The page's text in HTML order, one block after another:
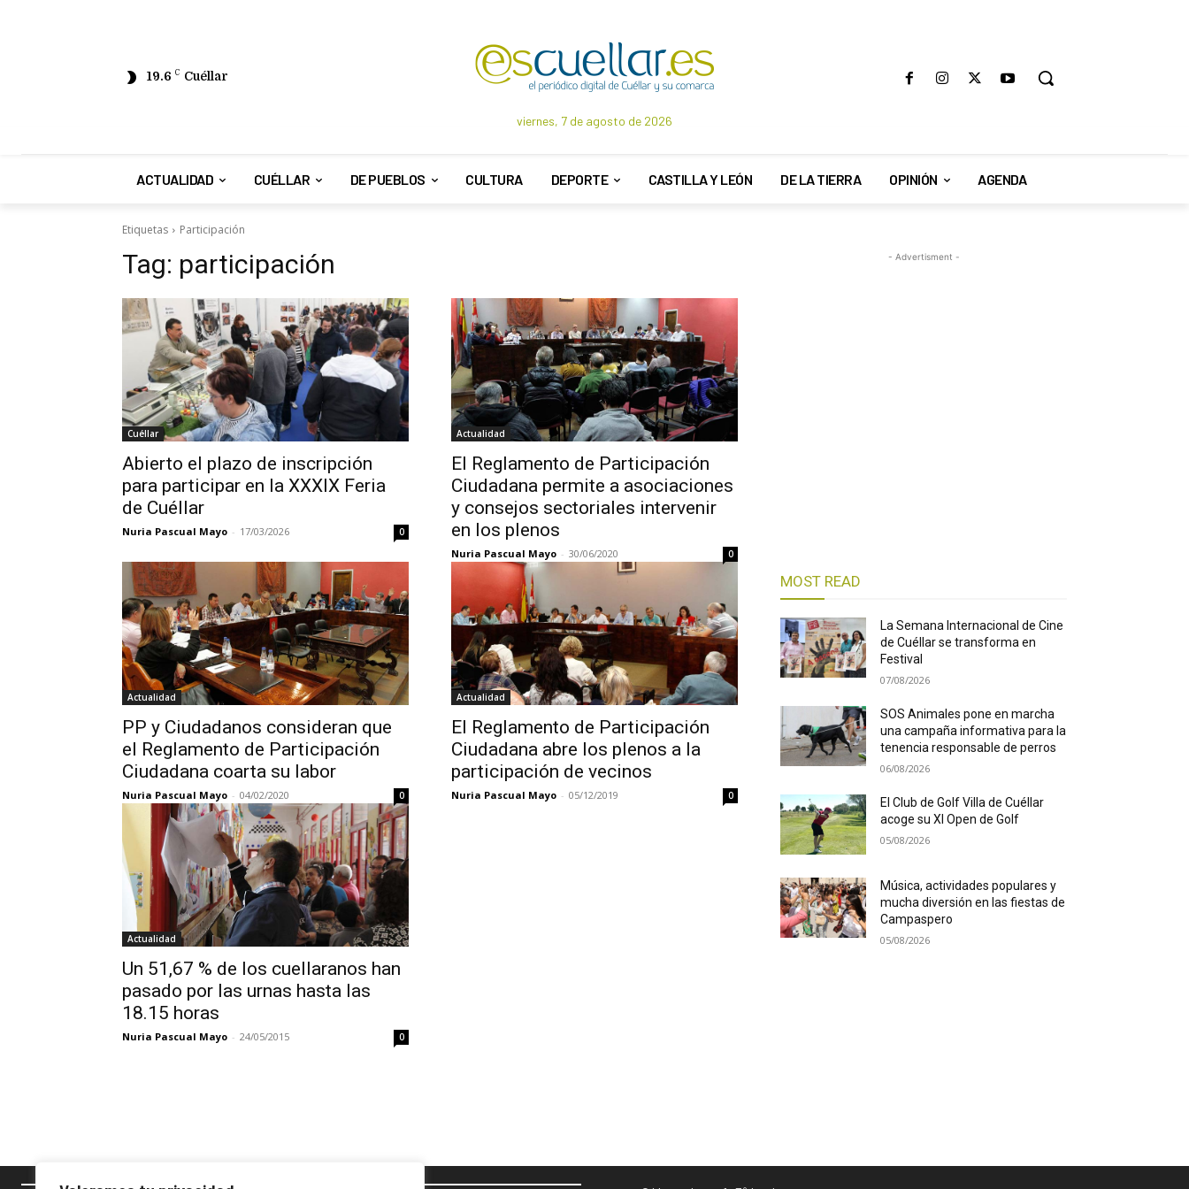
19.6 C Cuéllar
viernes, 7 de agosto de 2026
ACTUALIDAD CUÉLLAR DE PUEBLOS CULTURA DEPORTE CASTILLA Y LEÓN DE LA TIERRA OPINIÓN AGENDA
Etiquetas Participación
Tag: participación
Cuéllar
Abierto el plazo de inscripción
para participar en la XXXIX Feria
de Cuéllar
Nuria Pascual Mayo - 17/03/2026 0
Actualidad
El Reglamento de Participación
Ciudadana permite a asociaciones
y consejos sectoriales intervenir
en los plenos
Nuria Pascual Mayo - 30/06/2020 0
Actualidad
PP y Ciudadanos consideran que
el Reglamento de Participación
Ciudadana coarta su labor
Nuria Pascual Mayo - 04/02/2020 0
Actualidad
El Reglamento de Participación
Ciudadana abre los plenos a la
participación de vecinos
Nuria Pascual Mayo - 05/12/2019 0
Actualidad
Un 51,67 % de los cuellaranos han
pasado por las urnas hasta las
18.15 horas
Nuria Pascual Mayo - 24/05/2015 0
- Advertisment -
MOST READ
La Semana Internacional de Cine
de Cuéllar se transforma en
Festival
07/08/2026
SOS Animales pone en marcha
una campaña informativa para la
tenencia responsable de perros
06/08/2026
El Club de Golf Villa de Cuéllar
acoge su XI Open de Golf
05/08/2026
Música, actividades populares y
mucha diversión en las fiestas de
Campaspero
05/08/2026